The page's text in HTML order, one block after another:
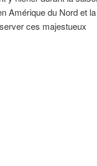
Amérique du Nord et la
ces majestueux